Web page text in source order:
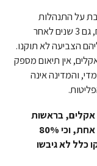
על התנהלות
הממשלה בכל הנוגע למשבר האקלים. לפי הדוח, גם 3 שנים לאחר
הצביעה לא תוקנו.
אין תיאום מספק
והמדינה אינה
אקלים, בראשות
השרה עידית סילמן, לא התכנסה אפילו פעם אחת, וכי 80%
כלל לא גיבשו